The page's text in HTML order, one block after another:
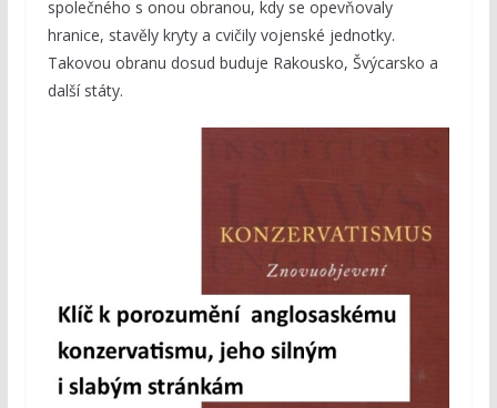
společného s onou obranou, kdy se opevňovaly
hranice, stavěly kryty a cvičily vojenské jednotky.
Takovou obranu dosud buduje Rakousko, Švýcarsko a
další státy.